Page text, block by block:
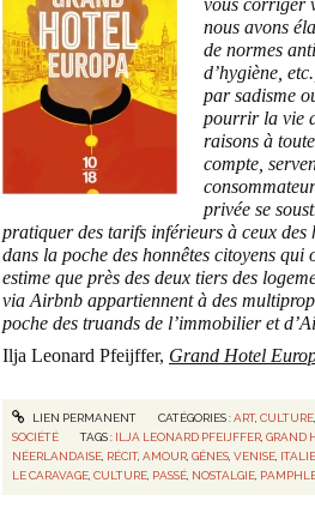
vous corriger
nous avons
de normes
d’hygiène,
par sadisme
pourrir la vie
raisons à
compte,
privée se
pratiquer des tarifs inférieurs à ceux des
dans la poche des honnêtes citoyens qui
estime que près des deux tiers des
via Airbnb appartiennent à des
poche des truands de l’immobilier et
Ilja Leonard Pfeijffer, Grand Hotel
LIEN PERMANENT CATÉGORIES :ART, CULTURE,
SOCIÉTÉ
TAGS : ILJA LEONARD PFEIJFFER ,GRAND
NÉERLANDAISE RÉCIT,AMOUR ,GÊNES ,VENISE ITALIE
LE CARAVAGE ,CULTURE PASSÉ NOSTALGIE